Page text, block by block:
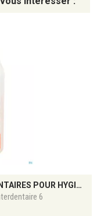
DEPROPHAR : ACCESSOIRES INTERDENTAIRES POUR HYGIÈNE BUCCO-DENTAIRE
6